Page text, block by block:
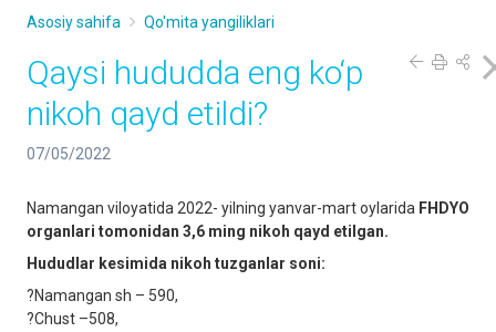
Asosiy sahifa Qo'mita yangiliklari
Qaysi hududda eng ko‘p
nikoh qayd etildi?
07/05/2022
Namangan viloyatida 2022- yilning yanvar-mart oylarida FHDYO
organlari tomonidan 3,6 ming nikoh qayd etilgan.
Hududlar kesimida nikoh tuzganlar soni:
?Namangan sh – 590,
?Chust –508,